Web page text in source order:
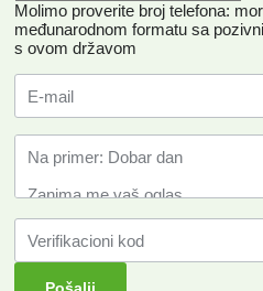
Molimo proverite broj telefona:
međunarodnom formatu sa
s ovom državom